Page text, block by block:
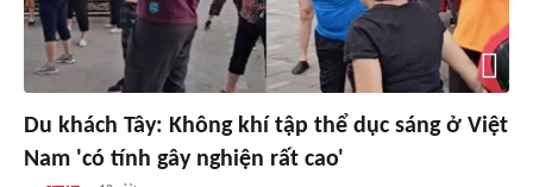
Du khách Tây: Không khí tập thể dục sáng ở Việt
Nam 'có tính gây nghiện rất cao'